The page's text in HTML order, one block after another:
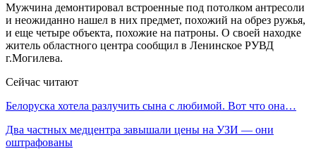
Мужчина демонтировал встроенные под потолком антресоли
и неожиданно нашел в них предмет, похожий на обрез ружья,
и еще четыре объекта, похожие на патроны. О своей находке
житель областного центра сообщил в Ленинское РУВД
г.Могилева.
Сейчас читают
Белоруска хотела разлучить сына с любимой. Вот что она…
Два частных медцентра завышали цены на УЗИ — они
оштрафованы